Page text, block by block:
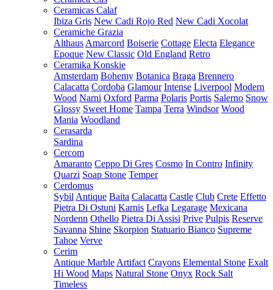
Ceramicas Calaf
Ibiza Gris New Cadi Rojo Red New Cadi Xocolat
Ceramiche Grazia
Althaus Amarcord Boiserie Cottage Electa Elegance
Epoque New Classic Old England Retro
Ceramika Konskie
Amsterdam Bohemy Botanica Braga Brennero
Calacatta Cordoba Glamour Intense Liverpool Modern
Wood Narni Oxford Parma Polaris Portis Salerno Snow
Glossy Sweet Home Tampa Terra Windsor Wood
Mania Woodland
Cerasarda
Sardina
Cercom
Amaranto Ceppo Di Gres Cosmo In Contro Infinity
Quarzi Soap Stone Temper
Cerdomus
Sybil Antique Baita Calacatta Castle Club Crete Effetto
Pietra Di Ostuni Karnis Lefka Legarage Mexicana
Nordenn Othello Pietra Di Assisi Prive Pulpis Reserve
Savanna Shine Skorpion Statuario Bianco Supreme
Tahoe Verve
Cerim
Antique Marble Artifact Crayons Elemental Stone Exalt
Hi Wood Maps Natural Stone Onyx Rock Salt
Timeless